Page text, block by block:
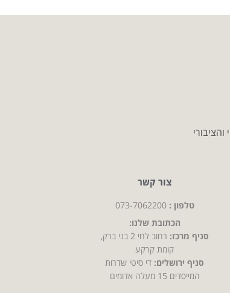
צור קשר
טלפון : 073-7062200
הכתובת שלנו:
סניף מרכז:
רחוב לחי 2 בני ברק,
קומת קרקע
סניף ירושלים: די סיטי שדרות
המייסדים 15 מעלה אדומים